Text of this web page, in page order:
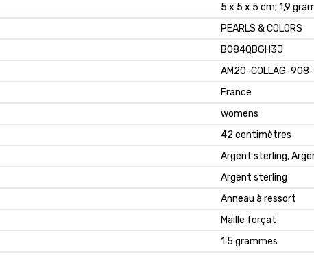
5 x 5 x 5 cm; 1,9
PEARLS & COLORS
B084QBGH3J
AM20-COLLAG-
France
womens
42 centimètres
Argent sterling,
Argent sterling
Anneau à ressort
Maille forçat
1.5 grammes